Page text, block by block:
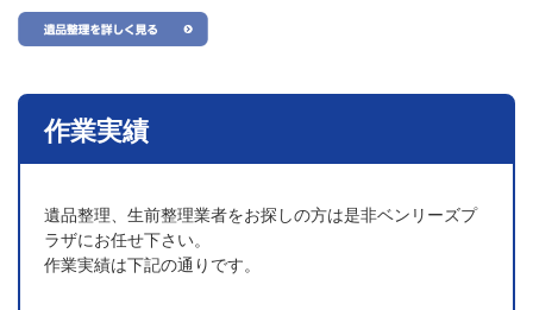
作業実績
遺品整理、生前整理業者をお探しの方は是非ベンリーズプ
ラザにお任せ下さい。
作業実績は下記の通りです。